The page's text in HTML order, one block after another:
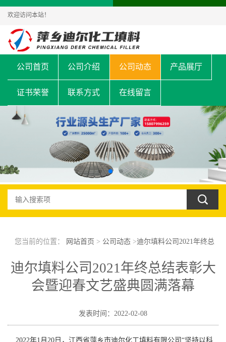
欢迎访问本站！
公司首页 公司介绍 公司动态 产品展厅
证书荣誉 联系方式 在线留言
您当前的位置： 网站首页 > 公司动态>迪尔填料公司2021年终总
结表彰大会暨迎春文艺盛典圆满落幕
迪尔填料公司2021年终总结表彰大
会暨迎春文艺盛典圆满落幕
发表时间：2022-02-08
2022年1月20日，江西省萍乡市迪尔化工填料有限公司“坚持以科